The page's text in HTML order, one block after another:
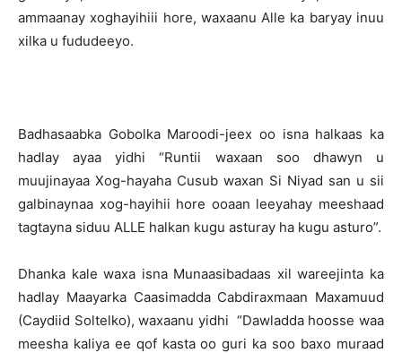
ammaanay xoghayihiii hore, waxaanu Alle ka baryay inuu
xilka u fududeeyo.
Badhasaabka Gobolka Maroodi-jeex oo isna halkaas ka
hadlay ayaa yidhi “Runtii waxaan soo dhawyn u
muujinayaa Xog-hayaha Cusub waxan Si Niyad san u sii
galbinaynaa xog-hayihii hore ooaan leeyahay meeshaad
tagtayna siduu ALLE halkan kugu asturay ha kugu asturo”.
Dhanka kale waxa isna Munaasibadaas xil wareejinta ka
hadlay Maayarka Caasimadda Cabdiraxmaan Maxamuud
(Caydiid Soltelko), waxaanu yidhi “Dawladda hoosse waa
meesha kaliya ee qof kasta oo guri ka soo baxo muraad